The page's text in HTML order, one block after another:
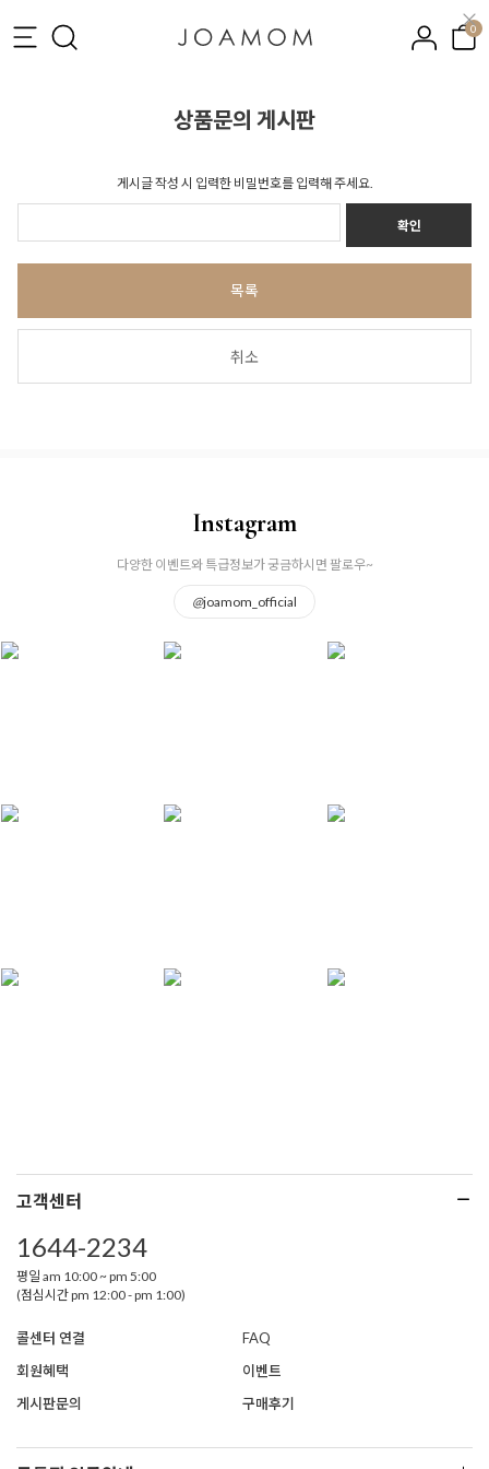
0
상품문의 게시판
게시글 작성 시 입력한 비밀번호를 입력해 주세요.
확인
목록
취소
Instagram
다양한 이벤트와 특급정보가 궁금하시면 팔로우~
@joamom_official
고객센터
1644-2234
평일 am 10:00 ~ pm 5:00
(점심시간 pm 12:00 - pm 1:00)
콜센터 연결
FAQ
회원혜택
이벤트
게시판문의
구매후기